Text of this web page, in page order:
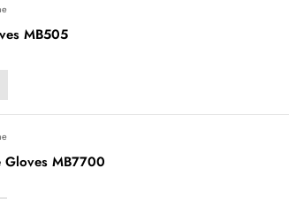
MB505
Gloves MB7700